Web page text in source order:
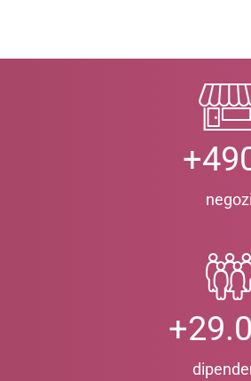
negozi